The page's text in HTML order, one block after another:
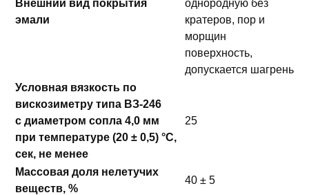
Внешний вид покрытия
эмали
однородную без
кратеров, пор и
морщин
поверхность,
допускается шагрень
Условная вязкость по
вискозиметру типа ВЗ-246
с диаметром сопла 4,0 мм
при температуре (20 ± 0,5) °С,
сек, не менее
25
Массовая доля нелетучих
веществ, %
40 ± 5